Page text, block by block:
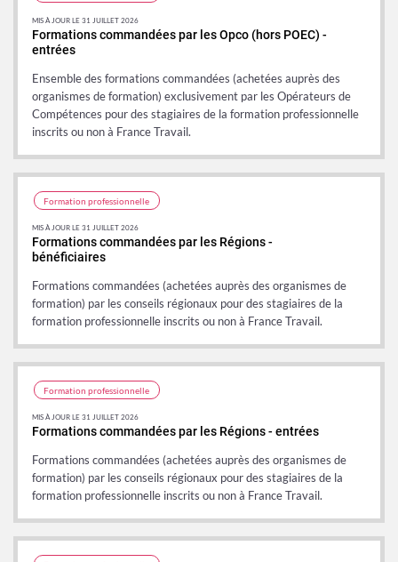
Formations commandées par les Opco (hors POEC) -
entrées
Ensemble des formations commandées (achetées auprès des
organismes de formation) exclusivement par les Opérateurs de
Compétences pour des stagiaires de la formation professionnelle
inscrits ou non à France Travail.
MIS À JOUR LE 31 JUILLET 2026
Formations commandées par les Régions -
bénéficiaires
Formations commandées (achetées auprès des organismes de
formation) par les conseils régionaux pour des stagiaires de la
formation professionnelle inscrits ou non à France Travail.
Formation professionnelle
MIS À JOUR LE 31 JUILLET 2026
Formations commandées par les Régions - entrées
Formations commandées (achetées auprès des organismes de
formation) par les conseils régionaux pour des stagiaires de la
formation professionnelle inscrits ou non à France Travail.
Formation professionnelle
MIS À JOUR LE 31 JUILLET 2026